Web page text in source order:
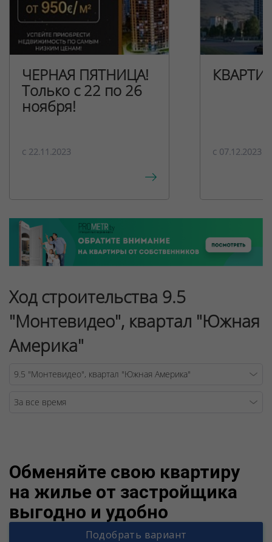
ЧЕРНАЯ ПЯТНИЦА!
Только с 22 по 26
ноября!
c 22.11.2023 c 07.12.2023
Ход строительства 9.5
"Монтевидео", квартал "Южная
Америка"
Обменяйте свою квартиру
на жилье от застройщика
выгодно и удобно
Подобрать вариант